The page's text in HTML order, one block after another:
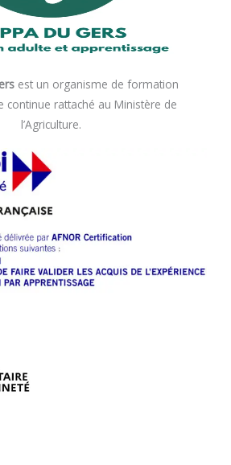
est un organisme de formation
continue rattaché au Ministère de
l’Agriculture.